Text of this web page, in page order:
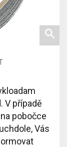
V případě
pobočce
Vás